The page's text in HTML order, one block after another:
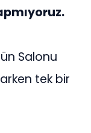
Salonu
tek bir